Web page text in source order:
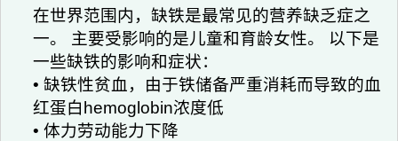
在世界范围内，缺铁是最常见的营养缺乏症之
一。 主要受影响的是儿童和育龄女性。 以下是
一些缺铁的影响和症状：
• 缺铁性贫血，由于铁储备严重消耗而导致的血
红蛋白hemoglobin浓度低
• 体力劳动能力下降